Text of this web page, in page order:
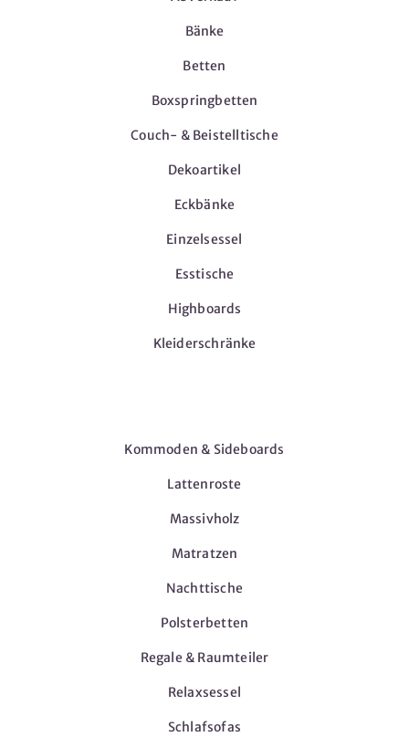
Bänke
Betten
Boxspringbetten
Couch- & Beistelltische
Dekoartikel
Eckbänke
Einzelsessel
Esstische
Highboards
Kleiderschränke
Kommoden & Sideboards
Lattenroste
Massivholz
Matratzen
Nachttische
Polsterbetten
Regale & Raumteiler
Relaxsessel
Schlafsofas